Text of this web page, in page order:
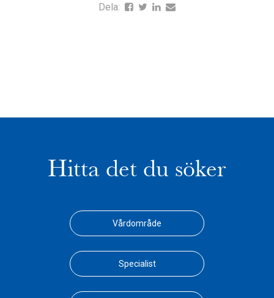
Dela:
Hitta det du söker
Vårdområde
Specialist